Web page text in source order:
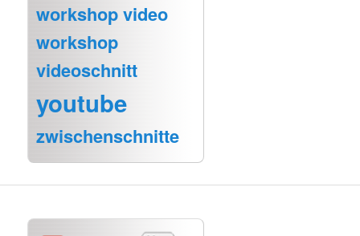
workshop video
workshop
videoschnitt
youtube
zwischenschnitte